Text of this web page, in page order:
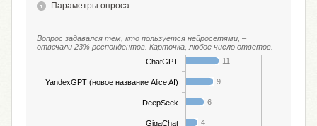
Параметры опроса
Вопрос задавался тем, кто пользуется нейросетями, ‒
отвечали 23% респондентов. Карточка, любое число ответов.
ChatGPT
11
YandexGPT (новое название Alice AI) 9
DeepSeek 6
GigaChat 4